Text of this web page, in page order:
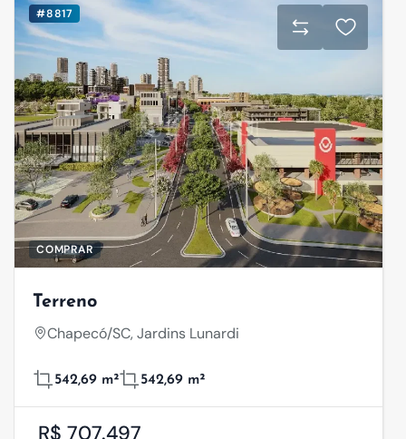
#8817
COMPRAR
Terreno
Chapecó/SC, Jardins Lunardi
542,69 m² 542,69 m²
R$ 707.497